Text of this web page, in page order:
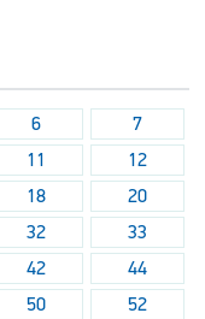
6
7
11
12
18
20
32
33
42
44
50
52